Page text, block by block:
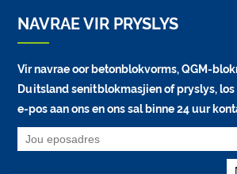
NAVRAE VIR PRYSLYS
Vir navrae oor betonblokvorms, QGM-
Duitsland senitblokmasjien of pryslys,
e-pos aan ons en ons sal binne 24 uur